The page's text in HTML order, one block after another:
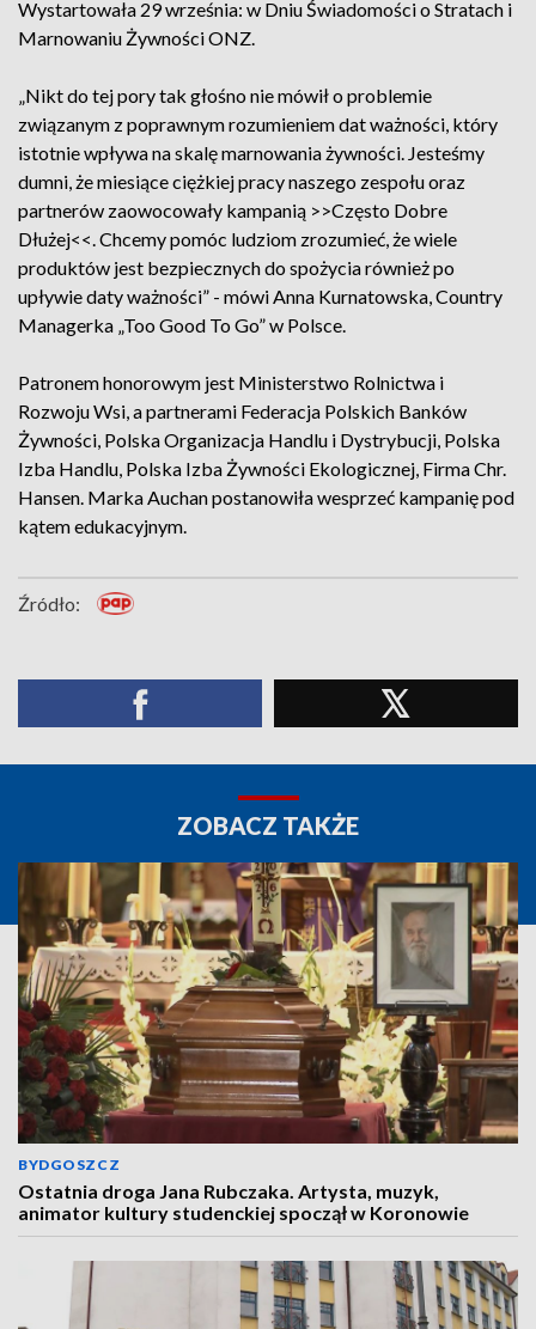
Wystartowała 29 września: w Dniu Świadomości o Stratach i
Marnowaniu Żywności ONZ.
„Nikt do tej pory tak głośno nie mówił o problemie
związanym z poprawnym rozumieniem dat ważności, który
istotnie wpływa na skalę marnowania żywności. Jesteśmy
dumni, że miesiące ciężkiej pracy naszego zespołu oraz
partnerów zaowocowały kampanią >>Często Dobre
Dłużej<<. Chcemy pomóc ludziom zrozumieć, że wiele
produktów jest bezpiecznych do spożycia również po
upływie daty ważności” - mówi Anna Kurnatowska, Country
Managerka „Too Good To Go” w Polsce.
Patronem honorowym jest Ministerstwo Rolnictwa i
Rozwoju Wsi, a partnerami Federacja Polskich Banków
Żywności, Polska Organizacja Handlu i Dystrybucji, Polska
Izba Handlu, Polska Izba Żywności Ekologicznej, Firma Chr.
Hansen. Marka Auchan postanowiła wesprzeć kampanię pod
kątem edukacyjnym.
Źródło:
ZOBACZ TAKŻE
BYDGOSZCZ
Ostatnia droga Jana Rubczaka. Artysta, muzyk,
animator kultury studenckiej spoczął w Koronowie